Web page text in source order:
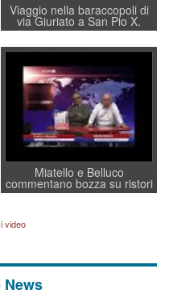
Viaggio nella baraccopoli di
via Giuriato a San Pio X.
Vicenza ai Vicentini: “faremo
un regalo di Natale ai
residenti”
Miatello e Belluco
commentano bozza su ristori
BPVi e Veneto Banca
video
News